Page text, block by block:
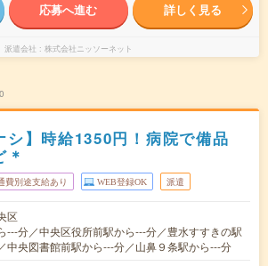
応募へ進む 詳しく見る
派遣会社 株式会社ニッソーネット
シ】時給1350円！病院で備品
費別途支給あり WEB登録OK 派遣
区
---分／中央区役所前駅から---分／豊水すすきの駅
中央図書館前駅から---分／山鼻９条駅から---分